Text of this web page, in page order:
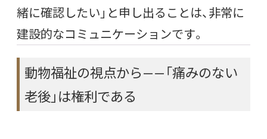
緒に確認したい」と申し出ることは、非常に
建設的なコミュニケーションです。
動物福祉の視点から——「痛みのない
老後」は権利である